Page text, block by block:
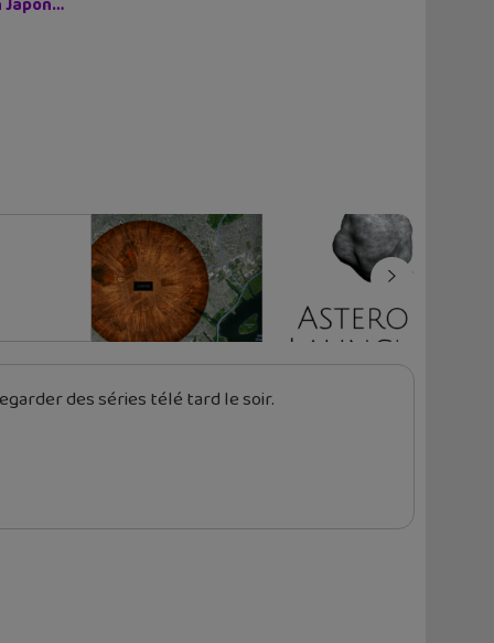
Japon…
des séries télé tard le soir.